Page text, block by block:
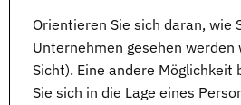
Orientieren Sie sich daran, wie
Unternehmen gesehen werden
Sicht). Eine andere Möglichkeit
Sie sich in die Lage eines